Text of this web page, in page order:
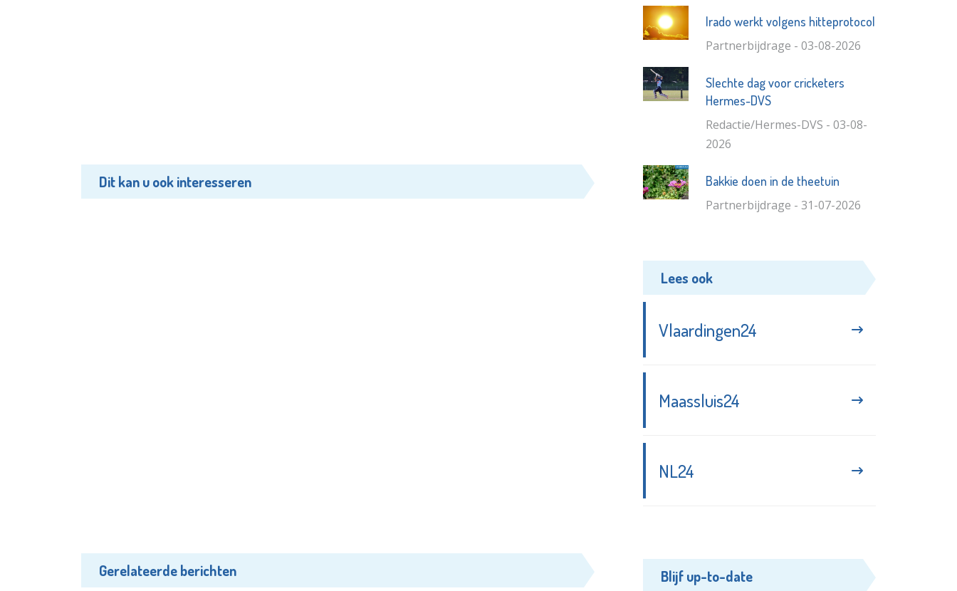
Dit kan u ook interesseren
Gerelateerde berichten
Irado werkt volgens hitteprotocol
Partnerbijdrage - 03-08-2026
Slechte dag voor cricketers
Hermes-DVS
Redactie/Hermes-DVS - 03-08-
2026
Bakkie doen in de theetuin
Partnerbijdrage - 31-07-2026
Lees ook
Vlaardingen24
Maassluis24
NL24
Blijf up-to-date